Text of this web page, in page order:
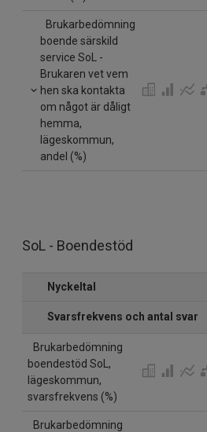
Brukarbedömning
boende särskild
service SoL -
Brukaren vet vem
hen ska kontakta
om något är dåligt
hemma,
lägeskommun,
andel (%)
SoL - Boendestöd
Nyckeltal
Svarsfrekvens och antal svar
Brukarbedömning
boendestöd SoL,
lägeskommun,
svarsfrekvens (%)
Brukarbedömning